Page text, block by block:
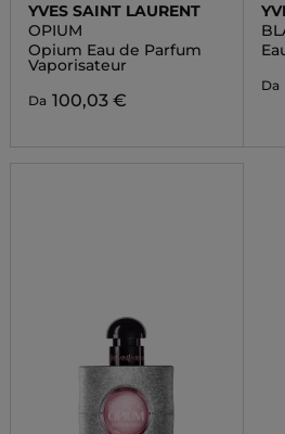
YVES SAINT LAURENT
OPIUM
Opium Eau de Parfum
Vaporisateur
Da 100,03 €
Da